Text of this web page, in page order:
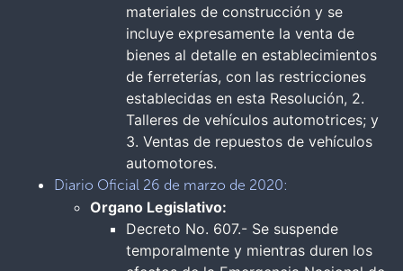
materiales de construcción y se
incluye expresamente la venta de
bienes al detalle en establecimientos
de ferreterías, con las restricciones
establecidas en esta Resolución, 2.
Talleres de vehículos automotrices; y
3. Ventas de repuestos de vehículos
automotores.
Diario Oficial 26 de marzo de 2020:
Organo Legislativo:
Decreto No. 607.- Se suspende
temporalmente y mientras duren los